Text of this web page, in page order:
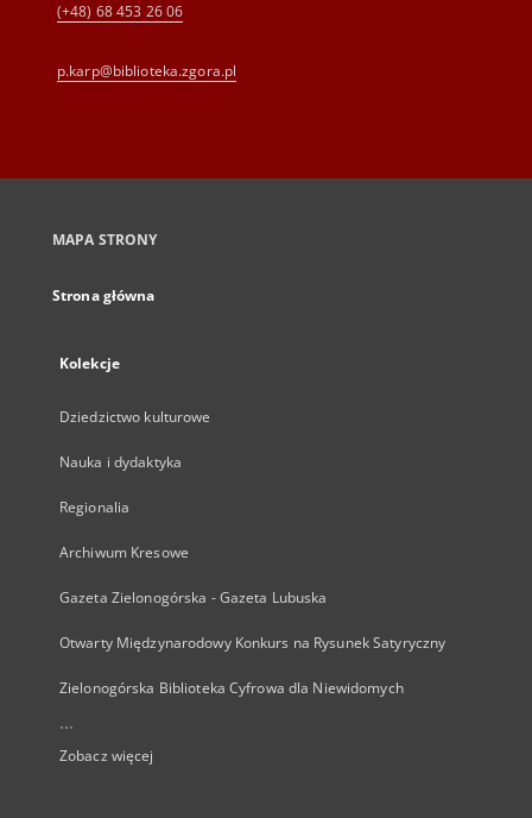
(+48) 68 453 26 06
p.karp@biblioteka.zgora.pl
MAPA STRONY
Strona główna
Kolekcje
Dziedzictwo kulturowe
Nauka i dydaktyka
Regionalia
Archiwum Kresowe
Gazeta Zielonogórska - Gazeta Lubuska
Otwarty Międzynarodowy Konkurs na Rysunek Satyryczny
Zielonogórska Biblioteka Cyfrowa dla Niewidomych
...
Zobacz więcej